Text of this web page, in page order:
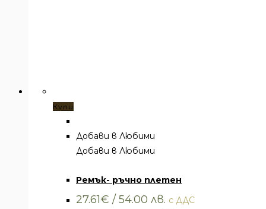
Купи
Добави в Любими
Добави в Любими
Ремък- ръчно плетен
27.61€ / 54.00 лв. с ДДС